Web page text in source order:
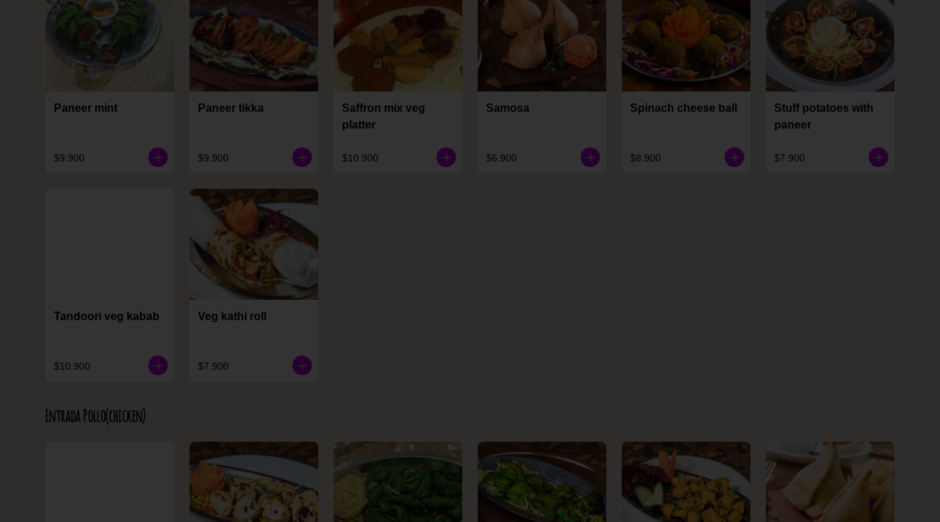
Paneer mint
$9.900
Paneer tikka
$9.900
Saffron mix veg
platter
$10.900
Samosa
$6.900
Spinach cheese ball
$8.900
Stuff potatoes with
paneer
$7.900
Tandoori veg kabab
$10.900
Veg kathi roll
$7.900
Entrada Pollo(chicken)